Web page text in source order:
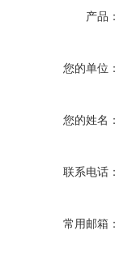
产品
您的单位
您的姓名
联系电话
常用邮箱